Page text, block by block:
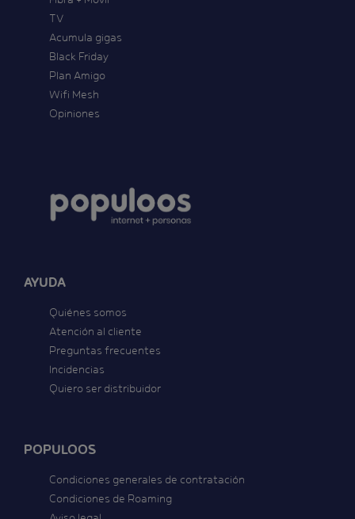
TV
Acumula gigas
Black Friday
Plan Amigo
Wifi Mesh
Opiniones
AYUDA
Quiénes somos
Atención al cliente
Preguntas frecuentes
Incidencias
Quiero ser distribuidor
POPULOOS
Condiciones generales de contratación
Condiciones de Roaming